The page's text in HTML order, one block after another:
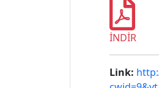
İNDİR
Link: